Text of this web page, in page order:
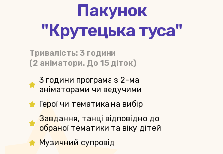
Пакунок
"Крутецька туса"
Тривалiсть: 3 години
(2 аніматори. До 15 діток)
3 години програма з 2-ма
аніматорами чи ведучими
Герої чи тематика на вибір
Завдання, танці відповідно до
обраної тематики та віку дітей
Музичний супровід